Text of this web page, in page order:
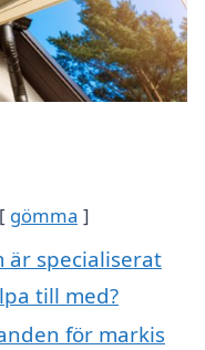
gömma
är specialiserat
till med?
för markis